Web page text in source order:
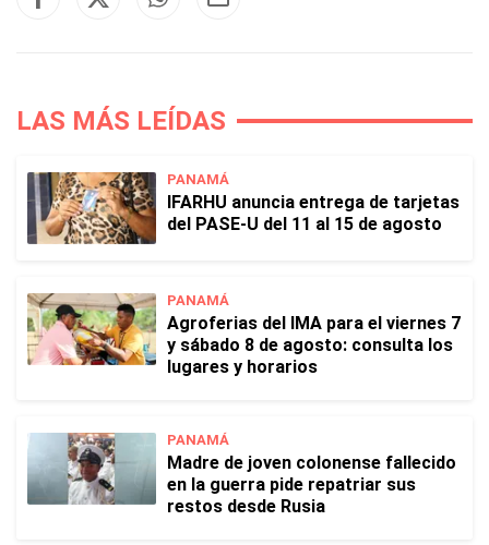
LAS MÁS LEÍDAS
PANAMÁ
IFARHU anuncia entrega de tarjetas
del PASE-U del 11 al 15 de agosto
PANAMÁ
Agroferias del IMA para el viernes 7
y sábado 8 de agosto: consulta los
lugares y horarios
PANAMÁ
Madre de joven colonense fallecido
en la guerra pide repatriar sus
restos desde Rusia